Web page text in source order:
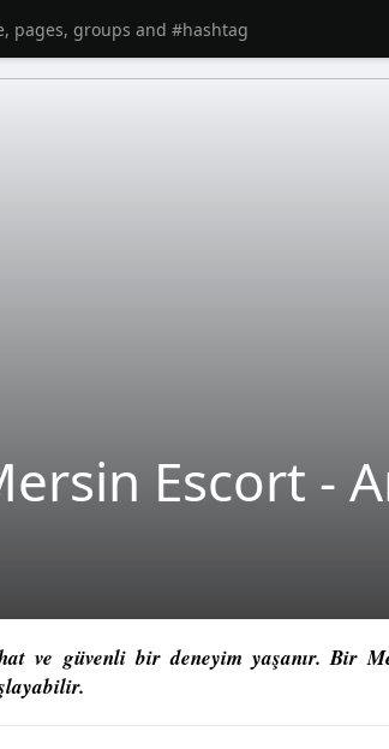
Escort -
ve güvenli bir deneyim yaşanır. Bir